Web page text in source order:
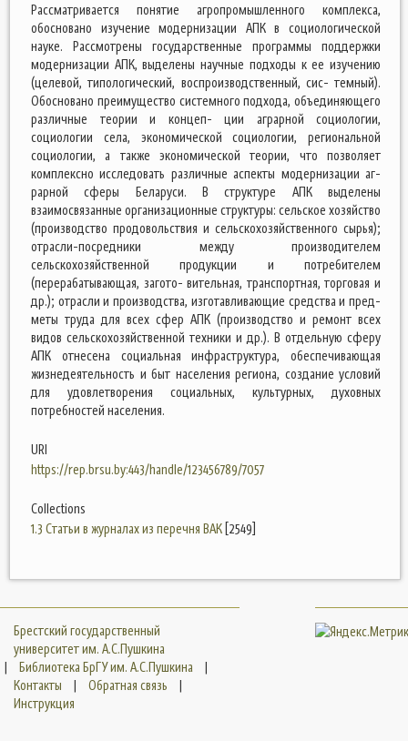
Рассматривается понятие агропромышленного комплекса,
обосновано изучение модернизации АПК в социологической
науке. Рассмотрены государственные программы поддержки
модернизации АПК, выделены научные подходы к ее изучению
(целевой, типологический, воспроизводственный, сис- темный).
Обосновано преимущество системного подхода, объединяющего
различные теории и концеп- ции аграрной социологии,
социологии села, экономической социологии, региональной
социологии, а также экономической теории, что позволяет
комплексно исследовать различные аспекты модернизации аг-
рарной сферы Беларуси. В структуре АПК выделены
взаимосвязанные организационные структуры: сельское хозяйство
(производство продовольствия и сельскохозяйственного сырья);
отрасли-посредники между производителем
сельскохозяйственной продукции и потребителем
(перерабатывающая, загото- вительная, транспортная, торговая и
др.); отрасли и производства, изготавливающие средства и пред-
меты труда для всех сфер АПК (производство и ремонт всех
видов сельскохозяйственной техники и др.). В отдельную сферу
АПК отнесена социальная инфраструктура, обеспечивающая
жизнедеятельность и быт населения региона, создание условий
для удовлетворения социальных, культурных, духовных
потребностей населения.
URI
https://rep.brsu.by:443/handle/123456789/7057
Collections
1.3 Статьи в журналах из перечня ВАК [2549]
Брестский государственный
университет им. А.С.Пушкина
|
Библиотека БрГУ им. А.С.Пушкина
|
Контакты
| Обратная связь
|
Инструкция